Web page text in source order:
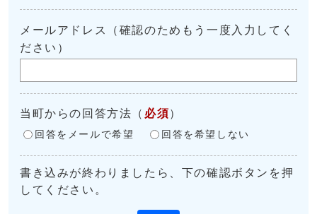
メールアドレス（確認のためもう一度入力してく
ださい）
当町からの回答方法 （ 必須 ）
回答をメールで希望 回答を希望しない
書き込みが終わりましたら、下の確認ボタンを押
してください。